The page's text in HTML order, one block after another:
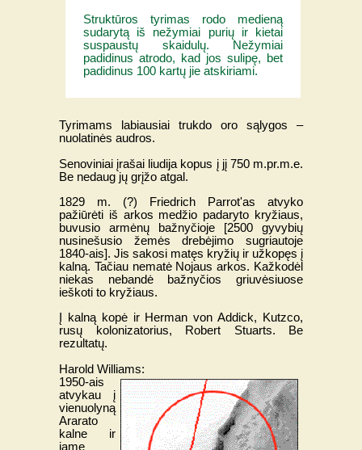
Struktūros tyrimas rodo medieną
sudarytą iš nežymiai purių ir kietai
suspaustų skaidulų. Nežymiai
padidinus atrodo, kad jos sulipę, bet
padidinus 100 kartų jie atskiriami.
Tyrimams labiausiai trukdo oro sąlygos –
nuolatinės audros.
Senoviniai įrašai liudija kopus į jį 750 m.pr.m.e.
Be nedaug jų grįžo atgal.
1829 m. (?) Friedrich Parrot'as atvyko
pažiūrėti iš arkos medžio padaryto kryžiaus,
buvusio armėnų bažnyčioje [2500 gyvybių
nusinešusio žemės drebėjimo sugriautoje
1840-ais]. Jis sakosi matęs kryžių ir užkopęs į
kalną. Tačiau nematė Nojaus arkos. Kažkodėl
niekas nebandė bažnyčios griuvėsiuose
ieškoti to kryžiaus.
Į kalną kopė ir Herman von Addick, Kutzco,
rusų kolonizatorius, Robert Stuarts. Be
rezultatų.
Harold Williams:
1950-ais
atvykau į
vienuolyną
Ararato
kalne ir
jame